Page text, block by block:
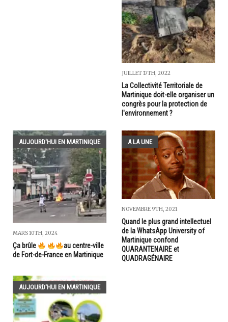
JUILLET 17TH, 2022
La Collectivité Territoriale de
Martinique doit-elle organiser un
congrès pour la protection de
l'environnement ?
AUJOURD'HUI EN MARTINIQUE
MARS 10TH, 2024
Ça brûle
au centre-ville
de Fort-de-France en Martinique
A LA UNE
NOVEMBRE 9TH, 2021
Quand le plus grand intellectuel
de la WhatsApp University of
Martinique confond
QUARANTENAIRE et
QUADRAGÉNAIRE
AUJOURD'HUI EN MARTINIQUE